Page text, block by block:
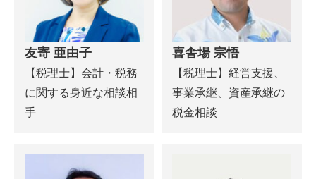
友寄 亜由子
【税理士】会計・税務
に関する身近な相談相
手
喜舎場 宗悟
【税理士】経営支援、
事業承継、資産承継の
税金相談